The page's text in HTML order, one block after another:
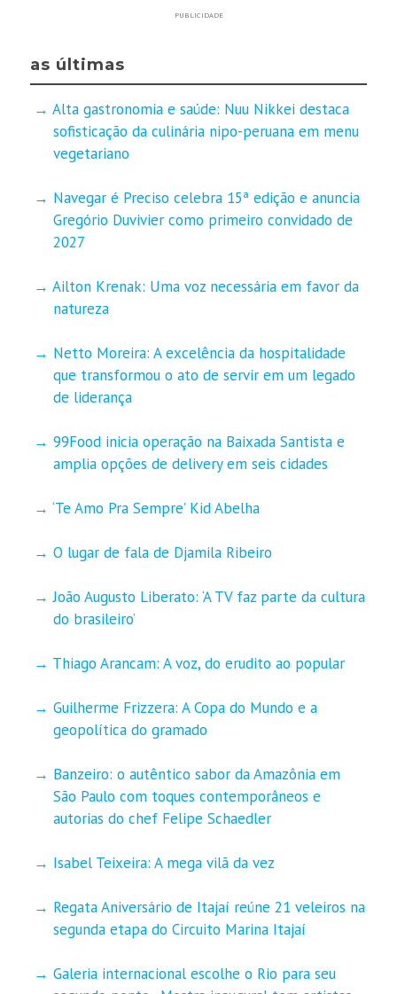
PUBLICIDADE
as últimas
Alta gastronomia e saúde: Nuu Nikkei destaca
sofisticação da culinária nipo-peruana em menu
vegetariano
Navegar é Preciso celebra 15ª edição e anuncia
Gregório Duvivier como primeiro convidado de
2027
Ailton Krenak: Uma voz necessária em favor da
natureza
Netto Moreira: A excelência da hospitalidade
que transformou o ato de servir em um legado
de liderança
99Food inicia operação na Baixada Santista e
amplia opções de delivery em seis cidades
‘Te Amo Pra Sempre’ Kid Abelha
O lugar de fala de Djamila Ribeiro
João Augusto Liberato: ‘A TV faz parte da cultura
do brasileiro’
Thiago Arancam: A voz, do erudito ao popular
Guilherme Frizzera: A Copa do Mundo e a
geopolítica do gramado
Banzeiro: o autêntico sabor da Amazônia em
São Paulo com toques contemporâneos e
autorias do chef Felipe Schaedler
Isabel Teixeira: A mega vilã da vez
Regata Aniversário de Itajaí reúne 21 veleiros na
segunda etapa do Circuito Marina Itajaí
Galeria internacional escolhe o Rio para seu